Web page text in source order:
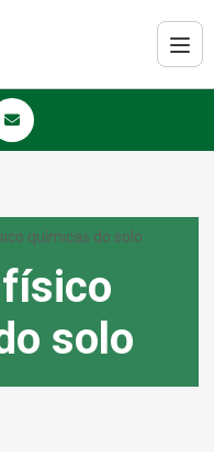
químicas do solo
solo